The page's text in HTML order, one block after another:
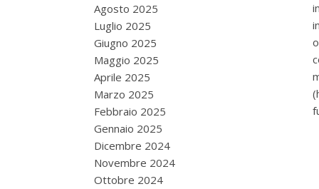
Agosto 2025
Luglio 2025
Giugno 2025
Maggio 2025
Aprile 2025
Marzo 2025
Febbraio 2025
Gennaio 2025
Dicembre 2024
Novembre 2024
Ottobre 2024